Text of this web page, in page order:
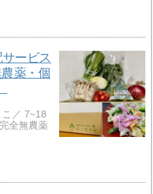
ービス
薬・個
／ 7~18
全無農薬